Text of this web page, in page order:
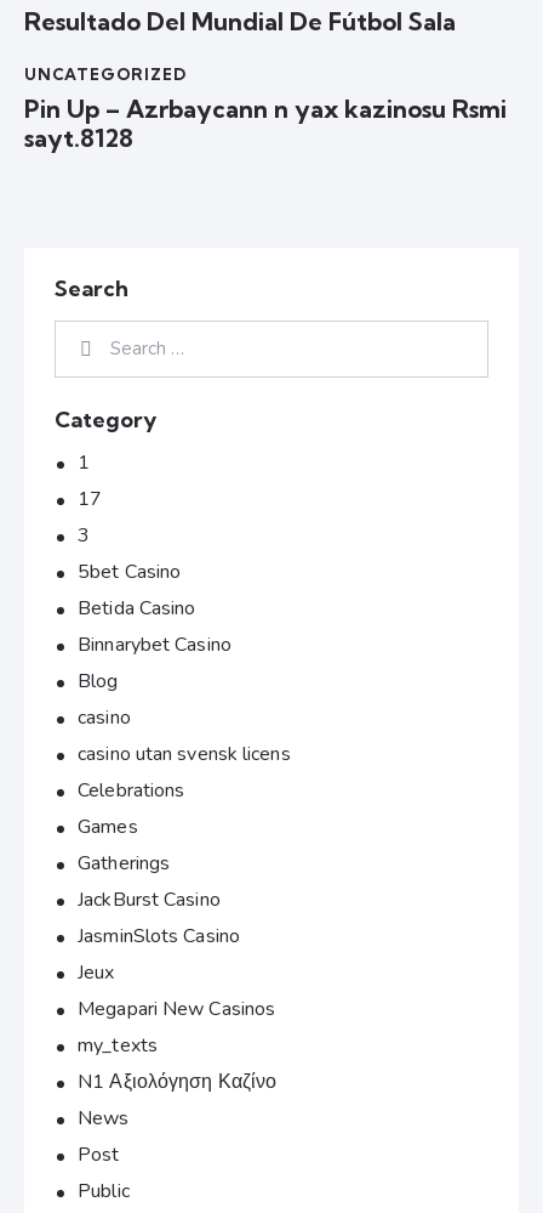
Resultado Del Mundial De Fútbol Sala
UNCATEGORIZED
Pin Up – Azrbaycann n yax kazinosu Rsmi
sayt.8128
Search
Category
1
17
3
5bet Casino
Betida Casino
Binnarybet Casino
Blog
casino
casino utan svensk licens
Celebrations
Games
Gatherings
JackBurst Casino
JasminSlots Casino
Jeux
Megapari New Casinos
my_texts
N1 Αξιολόγηση Καζίνο
News
Post
Public